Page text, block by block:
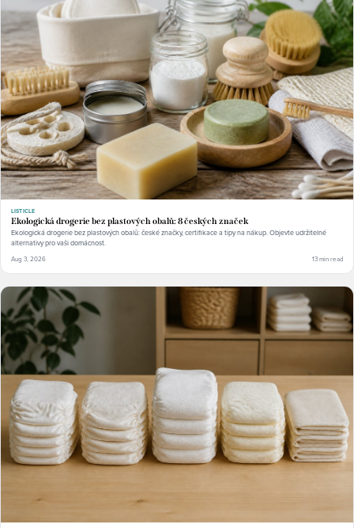
LISTICLE
Ekologická drogerie bez plastových obalů: 8 českých značek
Ekologická drogerie bez plastových obalů: české značky, certifikace a tipy na nákup. Objevte udržitelné
alternativy pro vaši domácnost.
Aug 3, 2026 13 min read